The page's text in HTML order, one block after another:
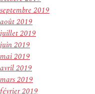
septembre 2019
août 2019
juillet 2019
juin 2019
mai 2019
avril 2019
mars 2019
février 2019